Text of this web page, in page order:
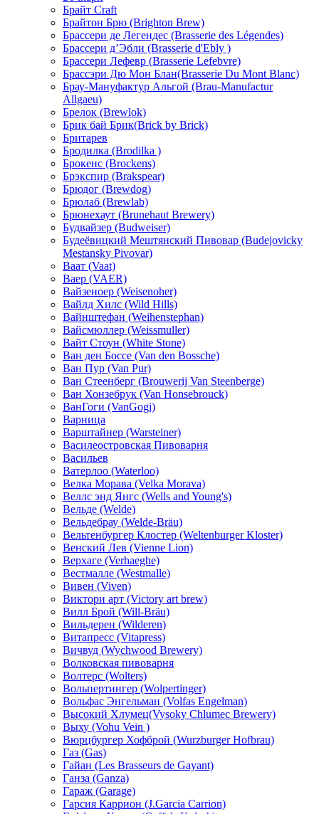
Брайт Craft
Брайтон Брю (Brighton Brew)
Брассери де Легендес (Brasserie des Légendes)
Брассери д’Эбли (Brasserie d'Ebly )
Брассери Лефевр (Brasserie Lefebvre)
Брассэри Дю Мон Блан(Brasserie Du Mont Blanc)
Брау-Мануфактур Альгой (Brau-Manufactur
Allgaeu)
Брелок (Brewlok)
Брик бай Брик(Brick by Brick)
Бритарев
Бродилка (Brodilka )
Брокенс (Brockens)
Брэкспир (Brakspear)
Брюдог (Brewdog)
Брюлаб (Brewlab)
Брюнехаут (Brunehaut Brewery)
Будвайзер (Budweiser)
Будеёвицкий Мештянский Пивовар (Budejovicky
Mestansky Pivovar)
Ваат (Vaat)
Ваер (VAER)
Вайзеноер (Weisenoher)
Вайлд Хилс (Wild Hills)
Вайнштефан (Weihenstephan)
Вайсмюллер (Weissmuller)
Вайт Стоун (White Stone)
Ван ден Боссе (Van den Bossche)
Ван Пур (Van Pur)
Ван Стеенберг (Brouwerij Van Steenberge)
Ван Хонзебрук (Van Honsebrouck)
ВанГоги (VanGogi)
Варница
Варштайнер (Warsteiner)
Василеостровская Пивоварня
Васильев
Ватерлоо (Waterloo)
Велка Морава (Velka Morava)
Веллс энд Янгс (Wells and Young's)
Вельде (Welde)
Вельдебрау (Welde-Bräu)
Вельтенбургер Клостер (Weltenburger Kloster)
Венский Лев (Vienne Lion)
Верхаге (Verhaeghe)
Вестмалле (Westmalle)
Вивен (Viven)
Виктори арт (Victory art brew)
Вилл Брой (Will-Bräu)
Вильдерен (Wilderen)
Витапресс (Vitapress)
Вичвуд (Wychwood Brewery)
Волковская пивоварня
Волтерс (Wolters)
Вольпертингер (Wolpertinger)
Вольфас Энгельман (Volfas Engelman)
Высокий Хлумец(Vysoky Chlumec Brewery)
Выху (Vohu Vein )
Вюрцбургер Хофброй (Wurzburger Hofbrau)
Газ (Gas)
Гайан (Les Brasseurs de Gayant)
Ганза (Ganza)
Гараж (Garage)
Гарсия Каррион (J.Garcia Carrion)